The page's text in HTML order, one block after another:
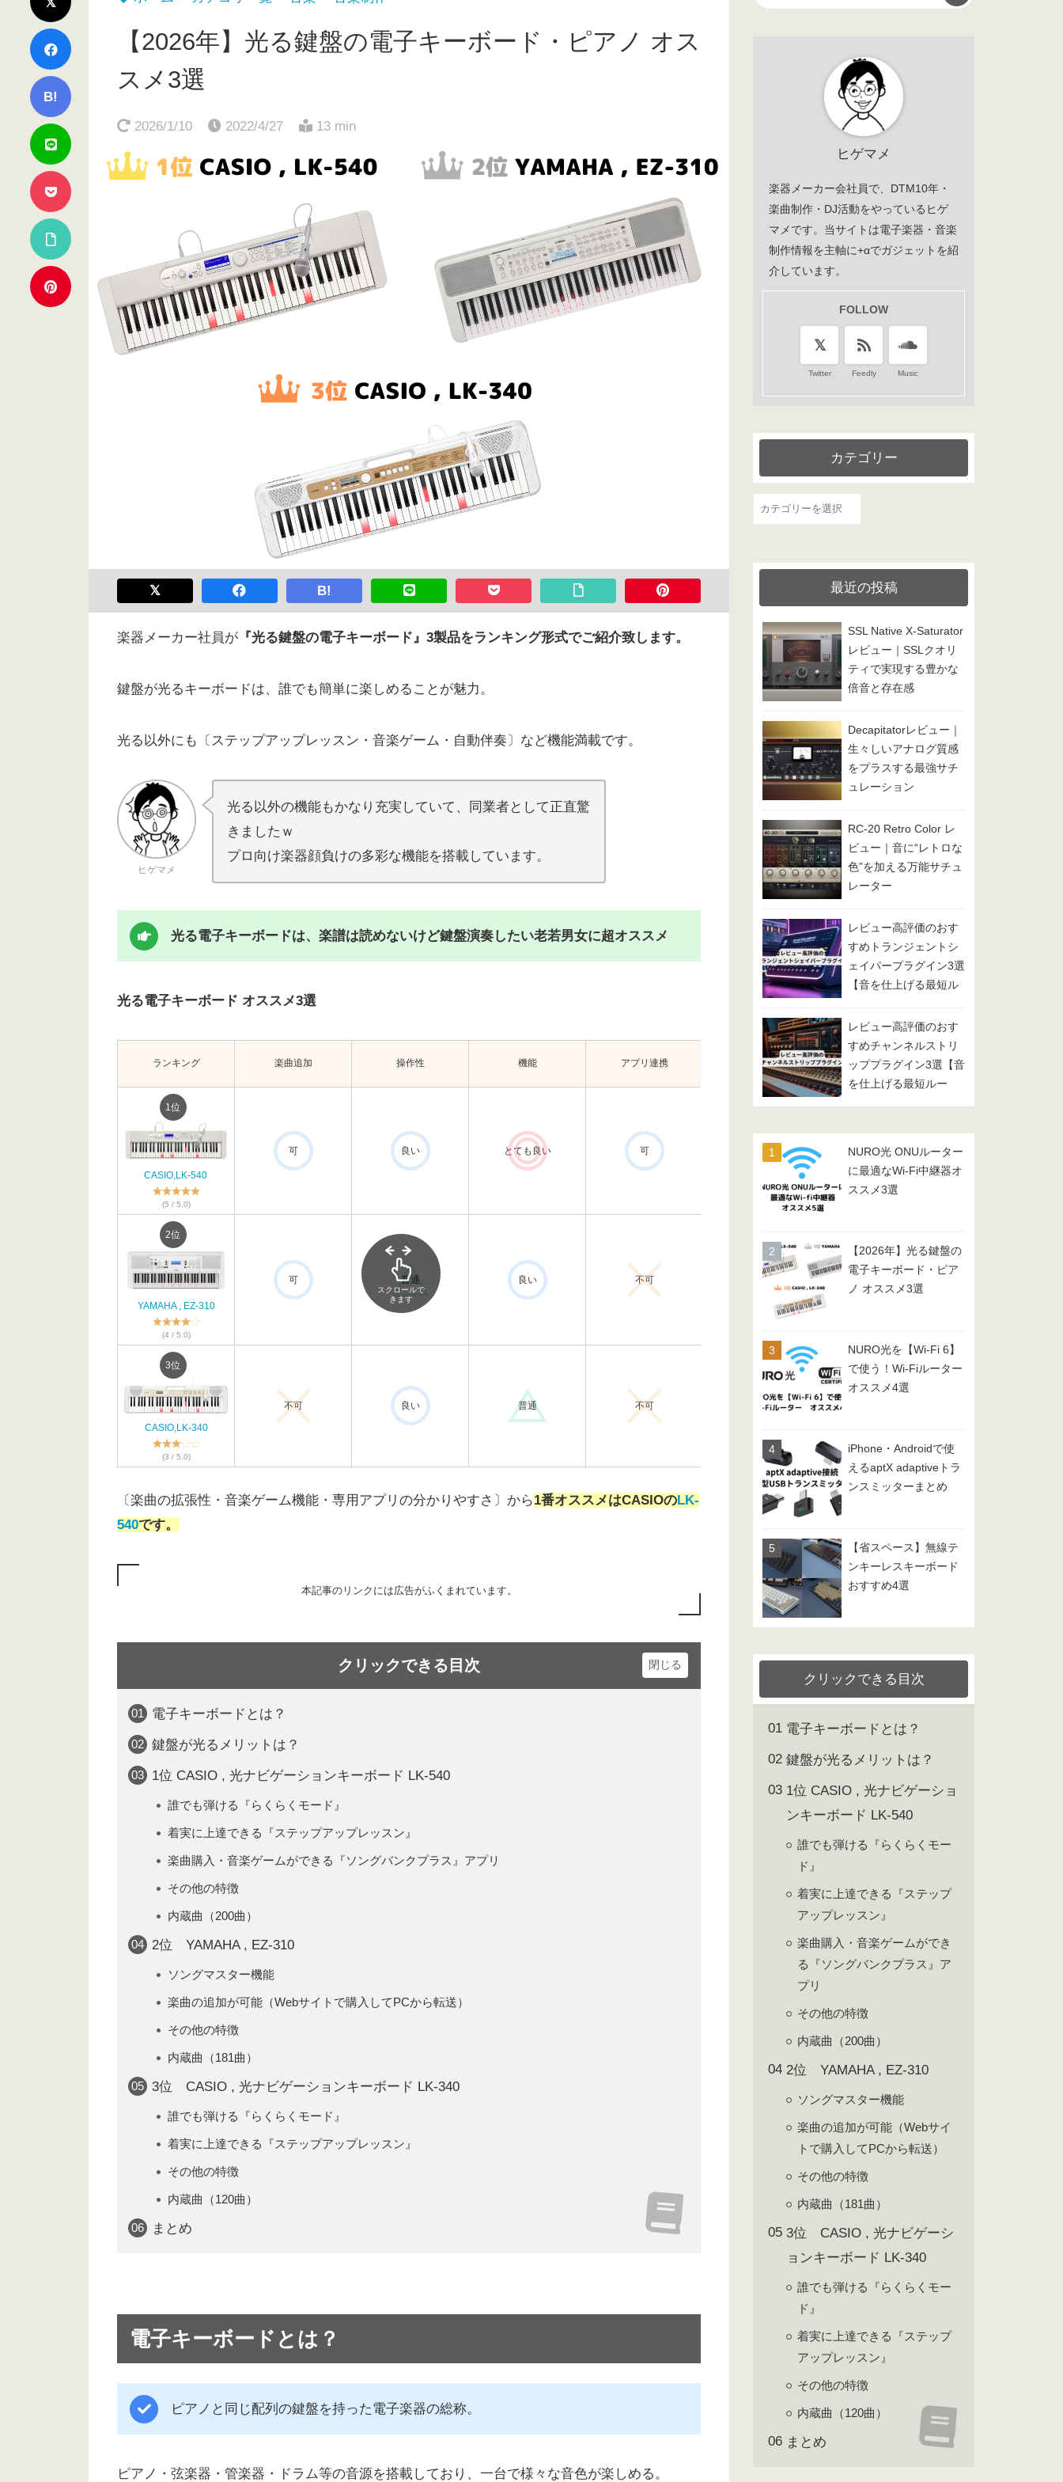
B!
【2026年】光る鍵盤の電子キーボード・ピアノ オス
スメ3選
2026/1/10 2022/4/27 13 min
B!
楽器メーカー社員が 『光る鍵盤の電子キーボード』3製品をランキング形式でご紹介致します。
鍵盤が光るキーボードは、誰でも簡単に楽しめることが魅力。
光る以外にも〔ステップアップレッスン・音楽ゲーム・自動伴奏〕など機能満載です。
ヒゲマメ
光る以外の機能もかなり充実していて、同業者として正直驚
きましたｗ
プロ向け楽器顔負けの多彩な機能を搭載しています。
光る電子キーボードは、楽譜は読めないけど鍵盤演奏したい老若男女に超オススメ
光る電子キーボード オススメ3選
ランキング 楽曲追加 操作性 機能 アプリ連携
値段
2026/1/10時点
Amazon
1位
CASIO,LK-540
(5 / 5.0)
可 良い とても良い 可 ¥29,500 詳細を見る
2位
YAMAHA , EZ-310
(4 / 5.0)
可 普通 良い 不可 ¥32,900
3位
CASIO,LK-340
(3 / 5.0)
不可 良い 普通 不可 ¥20,350
スクロールで
きます
〔楽曲の拡張性・音楽ゲーム機能・専用アプリの分かりやすさ〕から1番オススメはCASIOのLK-
540です。
本記事のリンクには広告がふくまれています。
クリックできる目次
電子キーボードとは？
鍵盤が光るメリットは？
1位 CASIO , 光ナビゲーションキーボード LK-540
誰でも弾ける『らくらくモード』
着実に上達できる『ステップアップレッスン』
楽曲購入・音楽ゲームができる『ソングバンクプラス』アプリ
その他の特徴
内蔵曲（200曲）
2位 YAMAHA , EZ-310
ソングマスター機能
楽曲の追加が可能（Webサイトで購入してPCから転送）
その他の特徴
内蔵曲（181曲）
3位 CASIO , 光ナビゲーションキーボード LK-340
誰でも弾ける『らくらくモード』
着実に上達できる『ステップアップレッスン』
その他の特徴
内蔵曲（120曲）
まとめ
電子キーボードとは？
ピアノと同じ配列の鍵盤を持った電子楽器の総称。
ピアノ・弦楽器・管楽器・ドラム等の音源を搭載しており、一台で様々な音色が楽しめる。
ヒゲマメ
楽器メーカー会社員で、DTM10年・
楽曲制作・DJ活動をやっているヒゲ
マメです。当サイトは電子楽器・音楽
制作情報を主軸に+αでガジェットを紹
介しています。
FOLLOW
Twitter Feedly Music
カテゴリー
カ
リ
最近の投稿
SSL Native X-Saturator
レビュー｜SSLクオリ
ティで実現する豊かな
倍音と存在感
Decapitatorレビュー｜
生々しいアナログ質感
をプラスする最強サチ
ュレーション
RC-20 Retro Color レ
ビュー｜音に“レトロな
色”を加える万能サチュ
レーター
レビュー高評価のおす
すめトランジェントシ
ェイパープラグイン3選
【音を仕上げる最短ル
レビュー高評価のおす
すめチャンネルストリ
ッププラグイン3選【音
を仕上げる最短ルー
NURO光 ONUルーター
に最適なWi-Fi中継器オ
ススメ3選
【2026年】光る鍵盤の
電子キーボード・ピア
ノ オススメ3選
NURO光を【Wi-Fi 6】
で使う！Wi-Fiルーター
オススメ4選
iPhone・Androidで使
えるaptX adaptiveトラ
ンスミッターまとめ
【省スペース】無線テ
ンキーレスキーボード
おすすめ4選
クリックできる目次
電子キーボードとは？
鍵盤が光るメリットは？
1位 CASIO , 光ナビゲーショ
ンキーボード LK-540
誰でも弾ける『らくらくモー
ド』
着実に上達できる『ステップ
アップレッスン』
楽曲購入・音楽ゲームができ
る『ソングバンクプラス』ア
プリ
その他の特徴
内蔵曲（200曲）
2位 YAMAHA , EZ-310
ソングマスター機能
楽曲の追加が可能（Webサイ
トで購入してPCから転送）
その他の特徴
内蔵曲（181曲）
3位 CASIO , 光ナビゲーシ
ョンキーボード LK-340
誰でも弾ける『らくらくモー
ド』
着実に上達できる『ステップ
アップレッスン』
その他の特徴
内蔵曲（120曲）
まとめ